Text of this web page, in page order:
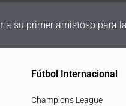
su primer amistoso para
Fútbol Internacional
Champions League